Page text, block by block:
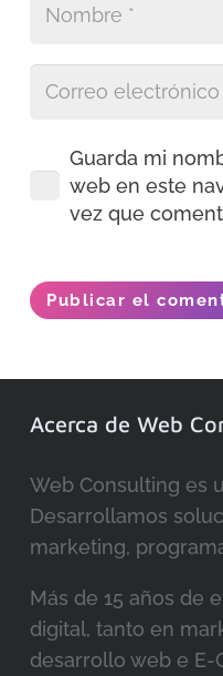
Guarda mi
web en este
vez que
Publicar el
Acerca de Web
Web Consulting es
Desarrollamos
marketing,
Más de 15 años de
digital, tanto en
desarrollo web e E-